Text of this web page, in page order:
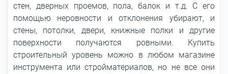
стен, дверных проемов, пола, балок и т.д. С его
помощью неровности и отклонения убирают, и
стены, потолки, двери, книжные полки и другие
поверхности получаются ровными. Купить
строительный уровень можно в любом магазине
инструмента или стройматериалов, но не все они